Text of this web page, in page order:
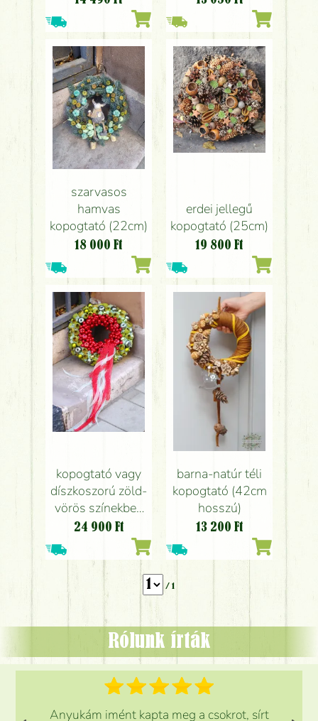
szarvasos
hamvas
kopogtató (22cm)
18 000 Ft
erdei jellegű
kopogtató (25cm)
19 800 Ft
kopogtató vagy
díszkoszorú zöld-
vörös színekben
(31cm)
24 900 Ft
barna-natúr téli
kopogtató (42cm
hosszú)
13 200 Ft
/ 1
Rólunk írták
Anyukám imént kapta meg a csokrot, sírt